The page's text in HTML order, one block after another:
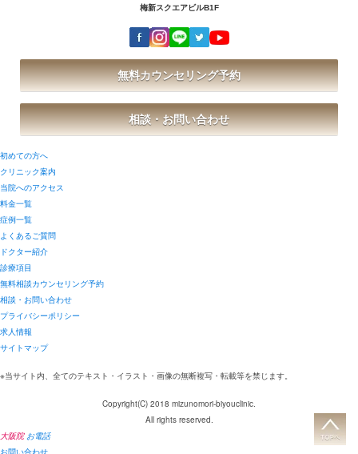
梅新スクエアビルB1F
無料カウンセリング予約
相談・お問い合わせ
初めての方へ
クリニック案内
当院へのアクセス
料金一覧
症例一覧
よくあるご質問
ドクター紹介
診療項目
無料相談カウンセリング予約
相談・お問い合わせ
プライバシーポリシー
求人情報
サイトマップ
※当サイト内、全てのテキスト・イラスト・画像の無断複写・転載等を禁じます。
Copyright(C) 2018 mizunomori-biyouclinic.
All rights reserved.
大阪院 お電話